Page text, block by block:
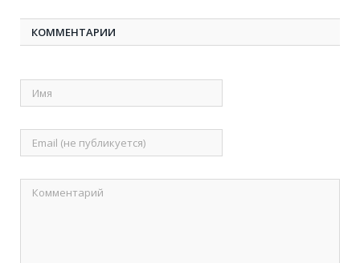
КОММЕНТАРИИ